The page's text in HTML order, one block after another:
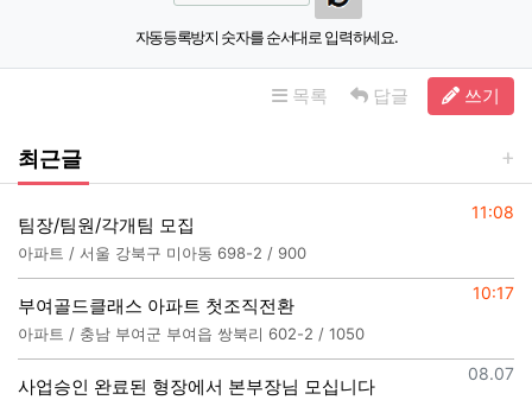
자동등록방지 숫자를 순서대로 입력하세요.
목록 답글 쓰기
최근글
등록일
11:08
팀장/팀원/각개팀 모집
아파트 / 서울 강북구 미아동 698-2 / 900
등록일
10:17
부여골드클래스 아파트 첫조직전환
아파트 / 충남 부여군 부여읍 쌍북리 602-2 / 1050
등록일
08.07
사업승인 완료된 형장에서 본부장님 모십니다